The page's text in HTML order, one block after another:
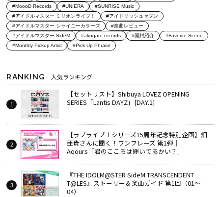
#MoooD Records
#UNIERA
#SUNRISE Music
#アイドルマスター ミリオンライブ！
#アイドリッシュセブン
#アイドルマスター シャイニーカラーズ
#楽曲レビュー
#アイドルマスター SideM
#akogare records #開封紹介
#Favorite Scene
#Monthly Pickup Artist
#Pick Up Phrase
RANKING 人気ランキング
【セットリスト】Shibuya LOVEZ OPENING
SERIES「Lantis DAYZ」[DAY.1]
【ラブライブ！シリーズ15周年記念特別企画】畑
亜貴さんに聞く！ワンフレーズ 第1弾｜
Aqours「君のこころは輝いてるかい？」
『THE IDOLM@STER SideM TRANSCENDENT
T@LES』ストーリー＆楽曲ガイド 第1回（01～
04）